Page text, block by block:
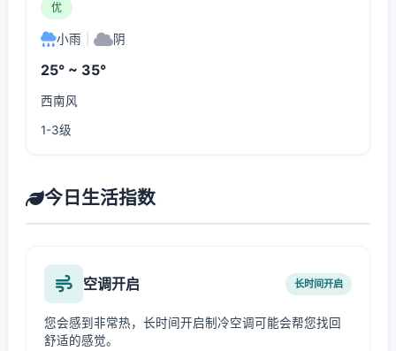
优
小雨 阴
25° ~ 35°
西南风
1-3级
今日生活指数
空调开启 长时间开启
您会感到非常热，长时间开启制冷空调可能会帮您找回
舒适的感觉。